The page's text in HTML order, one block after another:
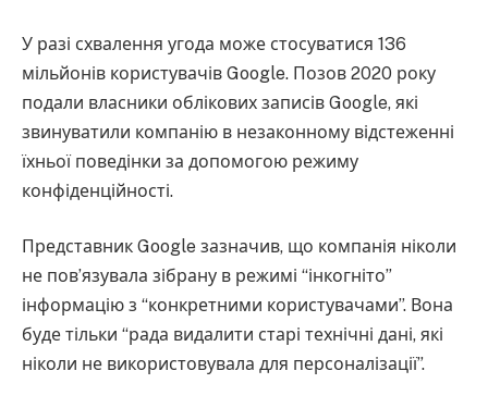
У разі схвалення угода може стосуватися 136
мільйонів користувачів Google. Позов 2020 року
подали власники облікових записів Google, які
звинуватили компанію в незаконному відстеженні
їхньої поведінки за допомогою режиму
конфіденційності.
Представник Google зазначив, що компанія ніколи
не пов’язувала зібрану в режимі “інкогніто”
інформацію з “конкретними користувачами”. Вона
буде тільки “рада видалити старі технічні дані, які
ніколи не використовувала для персоналізації”.